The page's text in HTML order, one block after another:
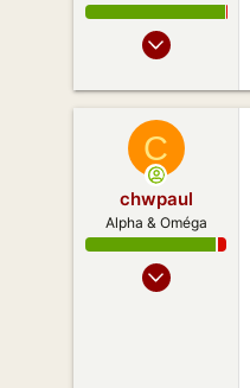
10 Avr 2010
7 976
C
chwpaul
Alpha & Oméga
20 Juil 2009